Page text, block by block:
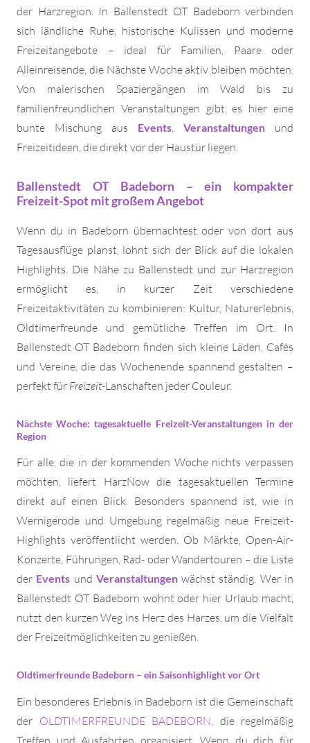
der Harzregion. In Ballenstedt OT Badeborn verbinden
sich ländliche Ruhe, historische Kulissen und moderne
Freizeitangebote – ideal für Familien, Paare oder
Alleinreisende, die Nächste Woche aktiv bleiben möchten.
Von malerischen Spaziergängen im Wald bis zu
familienfreundlichen Veranstaltungen gibt es hier eine
bunte Mischung aus Events, Veranstaltungen und
Freizeitideen, die direkt vor der Haustür liegen.
Ballenstedt OT Badeborn – ein kompakter
Freizeit-Spot mit großem Angebot
Wenn du in Badeborn übernachtest oder von dort aus
Tagesausflüge planst, lohnt sich der Blick auf die lokalen
Highlights. Die Nähe zu Ballenstedt und zur Harzregion
ermöglicht es, in kurzer Zeit verschiedene
Freizeitaktivitäten zu kombinieren: Kultur, Naturerlebnis,
Oldtimerfreunde und gemütliche Treffen im Ort. In
Ballenstedt OT Badeborn finden sich kleine Läden, Cafés
und Vereine, die das Wochenende spannend gestalten –
perfekt für Freizeit-Lanschaften jeder Couleur.
Nächste Woche: tagesaktuelle Freizeit-Veranstaltungen in der
Region
Für alle, die in der kommenden Woche nichts verpassen
möchten, liefert HarzNow die tagesaktuellen Termine
direkt auf einen Blick. Besonders spannend ist, wie in
Wernigerode und Umgebung regelmäßig neue Freizeit-
Highlights veröffentlicht werden. Ob Märkte, Open-Air-
Konzerte, Führungen, Rad- oder Wandertouren – die Liste
der Events und Veranstaltungenwächst ständig. Wer in
Ballenstedt OT Badeborn wohnt oder hier Urlaub macht,
nutzt den kurzen Weg ins Herz des Harzes, um die Vielfalt
der Freizeitmöglichkeiten zu genießen.
Oldtimerfreunde Badeborn – ein Saisonhighlight vor Ort
Ein besonderes Erlebnis in Badeborn ist die Gemeinschaft
der OLDTIMERFREUNDE BADEBORN , die regelmäßig
Treffen und Ausfahrten organisiert. Wenn du dich für